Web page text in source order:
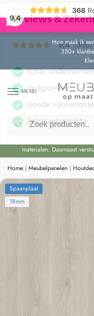
9,4
368
Hoe maak ik
350+
MENU
Door de bouwvakperiode geldt
materialen. Daarnaast
Home | Meubelpanelen |
Spaanplaat
18mm